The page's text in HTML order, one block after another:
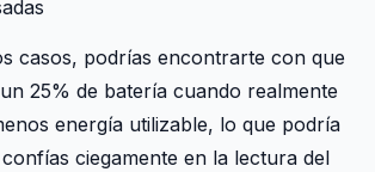
casos, podrías encontrarte con que
25% de batería cuando realmente
energía utilizable, lo que podría
ciegamente en la lectura del